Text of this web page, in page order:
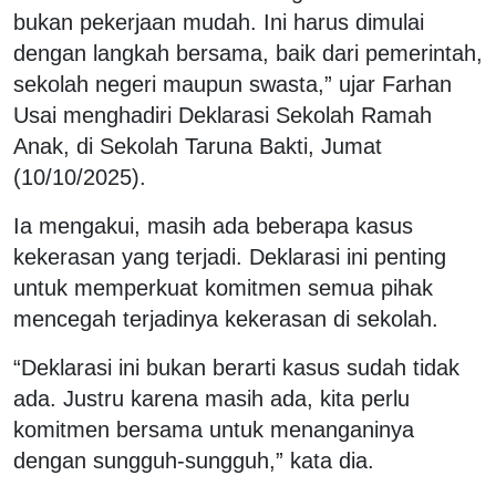
bukan pekerjaan mudah. Ini harus dimulai
dengan langkah bersama, baik dari pemerintah,
sekolah negeri maupun swasta,” ujar Farhan
Usai menghadiri Deklarasi Sekolah Ramah
Anak, di Sekolah Taruna Bakti, Jumat
(10/10/2025).
Ia mengakui, masih ada beberapa kasus
kekerasan yang terjadi. Deklarasi ini penting
untuk memperkuat komitmen semua pihak
mencegah terjadinya kekerasan di sekolah.
“Deklarasi ini bukan berarti kasus sudah tidak
ada. Justru karena masih ada, kita perlu
komitmen bersama untuk menanganinya
dengan sungguh-sungguh,” kata dia.